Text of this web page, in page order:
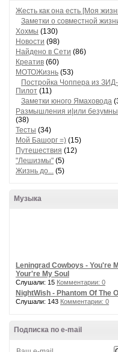
Жесть как она есть [Моя
Заметки о совместной
Хохмы (130)
Новости (98)
Найдено в Сети (86)
Креатив (60)
МОТОЖизнь (53)
Постройка Чоппера из
Пилот (11)
Заметки юного Ямаховода
Размышления и|или
(38)
Тесты (34)
Мой Башорг =) (15)
Путешествия (12)
"Лешизмы" (5)
Жизнь до... (5)
Музыка
Leningrad Cowboys - You're
Your're My Soul
Слушали: 15 Комментарии: 0
NightWish - Phantom Of The
Слушали: 143 Комментарии: 0
Подписка по e-mail